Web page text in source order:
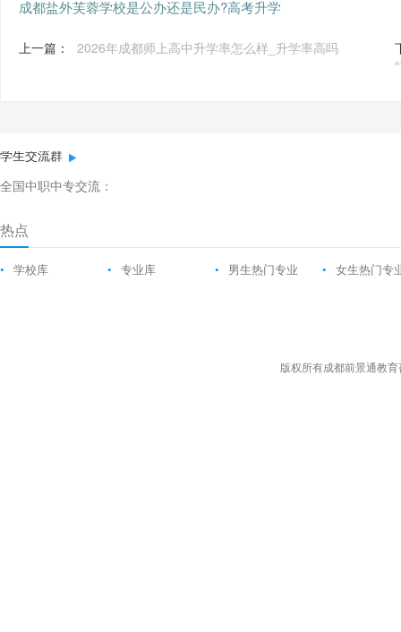
成都盐外芙蓉学校是公办还是民办?高考升学
上一篇： 2026年成都师上高中升学率怎么样_升学率高吗
学生交流群
全国中职中专交流：
热点
• 学校库 • 专业库 • 男生热门专业 • 女生热门专
版权所有成都前景通教